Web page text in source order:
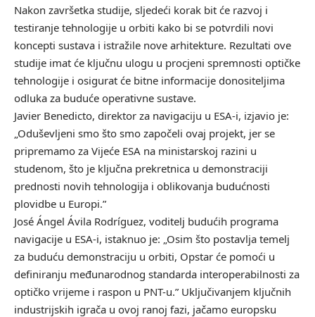
Nakon završetka studije, sljedeći korak bit će razvoj i
testiranje tehnologije u orbiti kako bi se potvrdili novi
koncepti sustava i istražile nove arhitekture. Rezultati ove
studije imat će ključnu ulogu u procjeni spremnosti optičke
tehnologije i osigurat će bitne informacije donositeljima
odluka za buduće operativne sustave.
Javier Benedicto, direktor za navigaciju u ESA-i, izjavio je:
„Oduševljeni smo što smo započeli ovaj projekt, jer se
pripremamo za Vijeće ESA na ministarskoj razini u
studenom, što je ključna prekretnica u demonstraciji
prednosti novih tehnologija i oblikovanja budućnosti
plovidbe u Europi.”
José Ángel Ávila Rodríguez, voditelj budućih programa
navigacije u ESA-i, istaknuo je: „Osim što postavlja temelj
za buduću demonstraciju u orbiti, Opstar će pomoći u
definiranju međunarodnog standarda interoperabilnosti za
optičko vrijeme i raspon u PNT-u.” Uključivanjem ključnih
industrijskih igrača u ovoj ranoj fazi, jačamo europsku